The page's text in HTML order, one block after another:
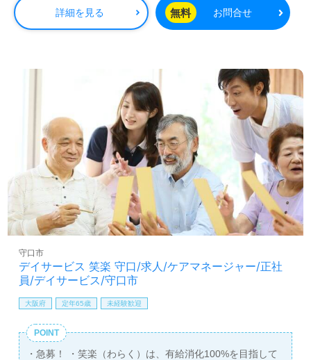
は、資格による ※試用期間中の給与の変動なし
詳細を見る 無料 お問合せ
デイサービス 笑楽 守口/求人/ケアマネージャー/正社
員/デイサービス/守口市
守口市
大阪府 定年65歳 未経験歓迎
POINT
・急募！ ・笑楽（わらく）は、有給消化100%を目指して